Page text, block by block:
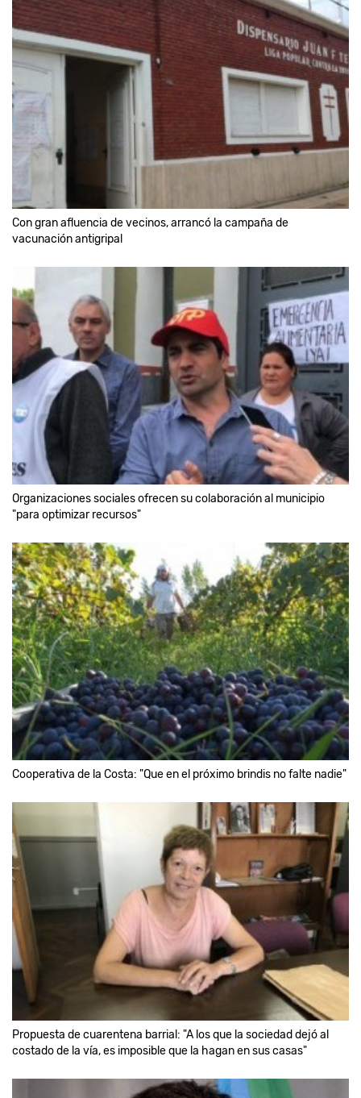
Con gran afluencia de vecinos, arrancó la campaña de
vacunación antigripal
Organizaciones sociales ofrecen su colaboración al municipio
"para optimizar recursos"
Cooperativa de la Costa: "Que en el próximo brindis no falte nadie"
Propuesta de cuarentena barrial: "A los que la sociedad dejó al
costado de la vía, es imposible que la hagan en sus casas"